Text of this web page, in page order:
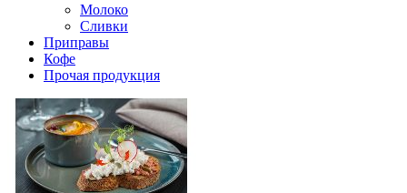
Молоко
Сливки
Приправы
Кофе
Прочая продукция